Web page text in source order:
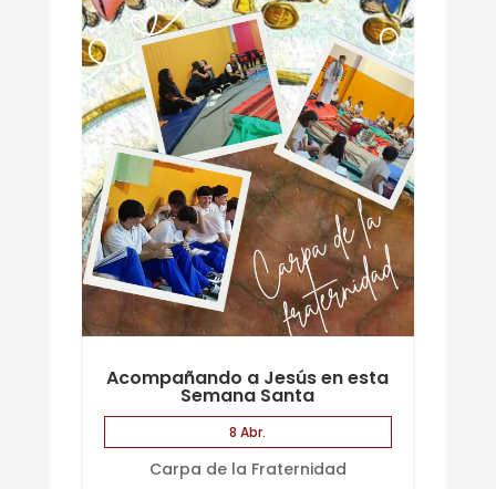
Acompañando a Jesús en esta
Semana Santa
8 Abr.
Carpa de la Fraternidad